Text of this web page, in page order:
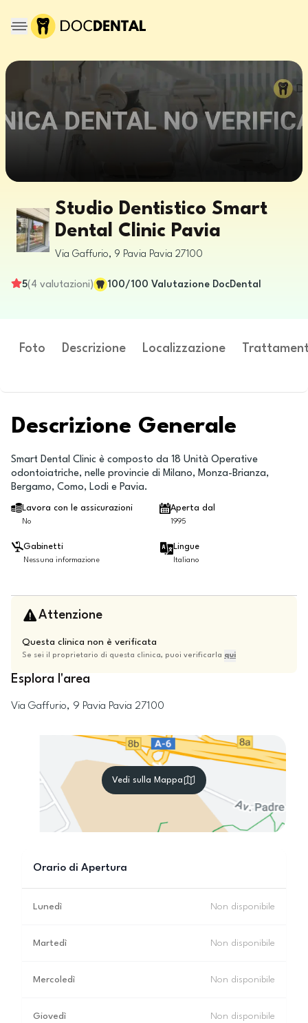
Studio Dentistico Smart
Dental Clinic Pavia
Via Gaffurio, 9 Pavia Pavia 27100
5( 4 valutazioni) 100/100 Valutazione DocDental
Foto Descrizione Localizzazione
Descrizione Generale
Smart Dental Clinic è composto da 18 Unità Operative
odontoiatriche, nelle provincie di Milano, Monza-Brianza,
Bergamo, Como, Lodi e Pavia.
Lavora con le assicurazioni
No
Aperta dal
1995
Gabinetti
Nessuna informazione
Lingue
Italiano
Attenzione
Questa clinica non è verificata
Se sei il proprietario di questa clinica, puoi verificarla qui
Esplora l'area
Via Gaffurio, 9 Pavia Pavia 27100
Vedi sulla Mappa
Orario di Apertura
Lunedì Non disponibile
Martedì Non disponibile
Mercoledì Non disponibile
Giovedì Non disponibile